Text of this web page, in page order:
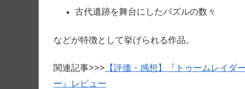
古代遺跡を舞台にしたパズルの数々
などが特徴として挙げられる作品。
関連記事>>> 【評価・感想】『トゥームレイダ
ー』レビュー